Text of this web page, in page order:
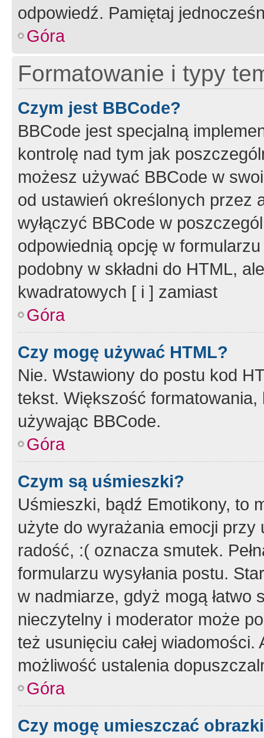
odpowiedź. Pamiętaj
Góra
Formatowanie i typy
Czym jest BBCode?
BBCode jest specjalną
kontrolę nad tym jak
możesz używać BBCode w
od ustawień określonych przez
wyłączyć BBCode w
odpowiednią opcję w
podobny w składni do HTML,
kwadratowych [ i ] zamiast
Góra
Czy mogę używać HTML?
Nie. Wstawiony do postu kod
tekst. Większość
używając BBCode.
Góra
Czym są uśmieszki?
Uśmieszki, bądź Emotikony, to
użyte do wyrażania emocji
radość, :( oznacza smutek.
formularzu wysyłania postu.
w nadmiarze, gdyż mogą
nieczytelny i moderator może
też usunięciu całej
możliwość ustalenia
Góra
Czy mogę umieszczać